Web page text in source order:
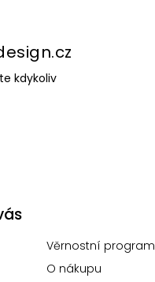
kdykoliv
Věrnostní program
O nákupu